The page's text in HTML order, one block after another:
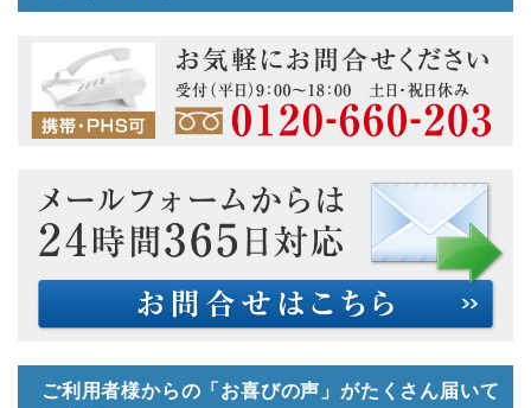
ご利用者様からの「お喜びの声」がたくさん届いて